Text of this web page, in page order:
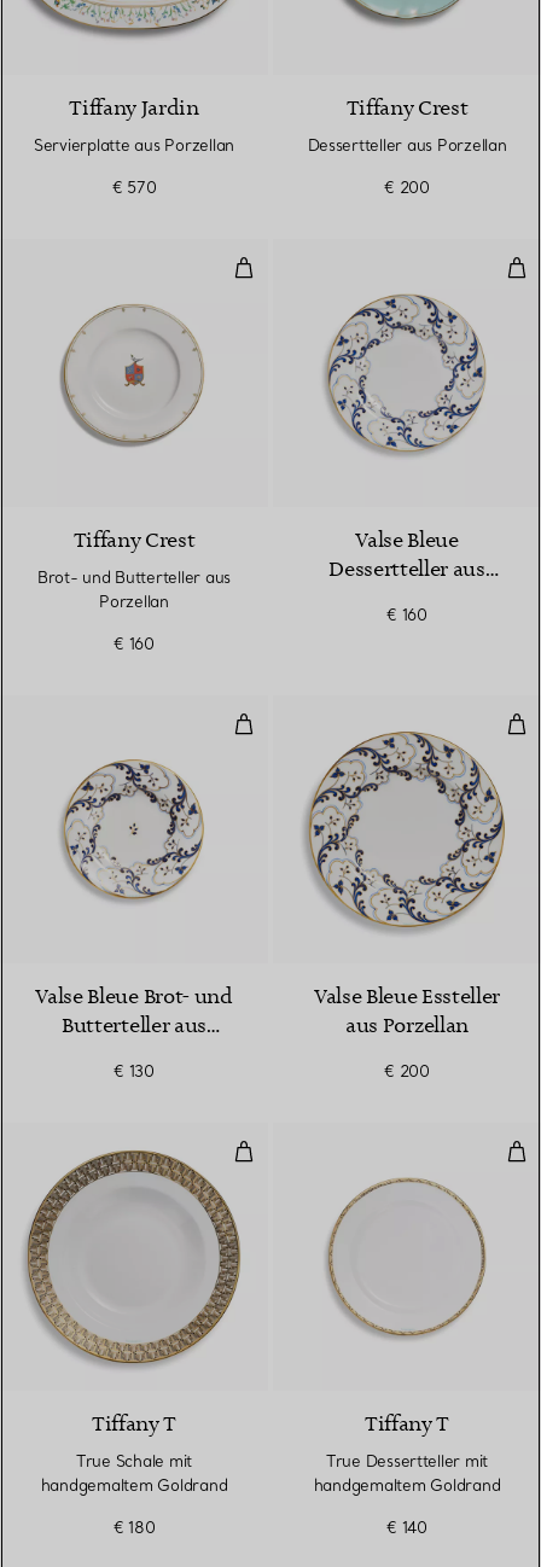
Tiffany Jardin
Servierplatte aus Porzellan
€ 570
Tiffany Crest
Dessertteller aus Porzellan
€ 200
Brot- und Butterteller aus
Tiffany Crest
Brot- und Butterteller aus
Porzellan
€ 160
Valse Bleue
Dessertteller aus
€ 160
Valse Bleue Brot- und
Valse Bleue Brot- und
Butterteller aus
€ 130
Valse Bleue Essteller
aus Porzellan
€ 200
True Schale mit handgemaltem
Tiffany T
True Schale mit
handgemaltem Goldrand
€ 180
Tiffany T
True Dessertteller mit
handgemaltem Goldrand
€ 140